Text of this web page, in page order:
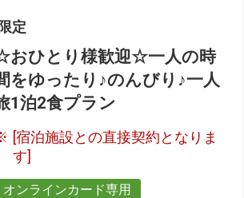
定
おひとり様歓迎☆一人の時
をゆったり♪のんびり♪一人
1泊2食プラン
[宿泊施設との直接契約となりま
す]
オンラインカード専用